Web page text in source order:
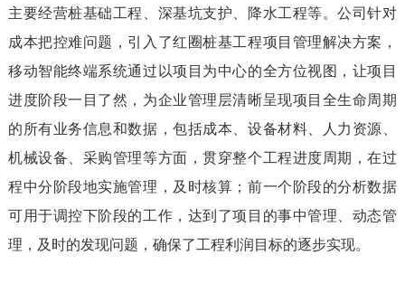
主要经营桩基础工程、深基坑支护、降水工程等。公司针对
成本把控难问题，引入了红圈桩基工程项目管理解决方案，
移动智能终端系统通过以项目为中心的全方位视图，让项目
进度阶段一目了然，为企业管理层清晰呈现项目全生命周期
的所有业务信息和数据，包括成本、设备材料、人力资源、
机械设备、采购管理等方面，贯穿整个工程进度周期，在过
程中分阶段地实施管理，及时核算；前一个阶段的分析数据
可用于调控下阶段的工作，达到了项目的事中管理、动态管
理，及时的发现问题，确保了工程利润目标的逐步实现。